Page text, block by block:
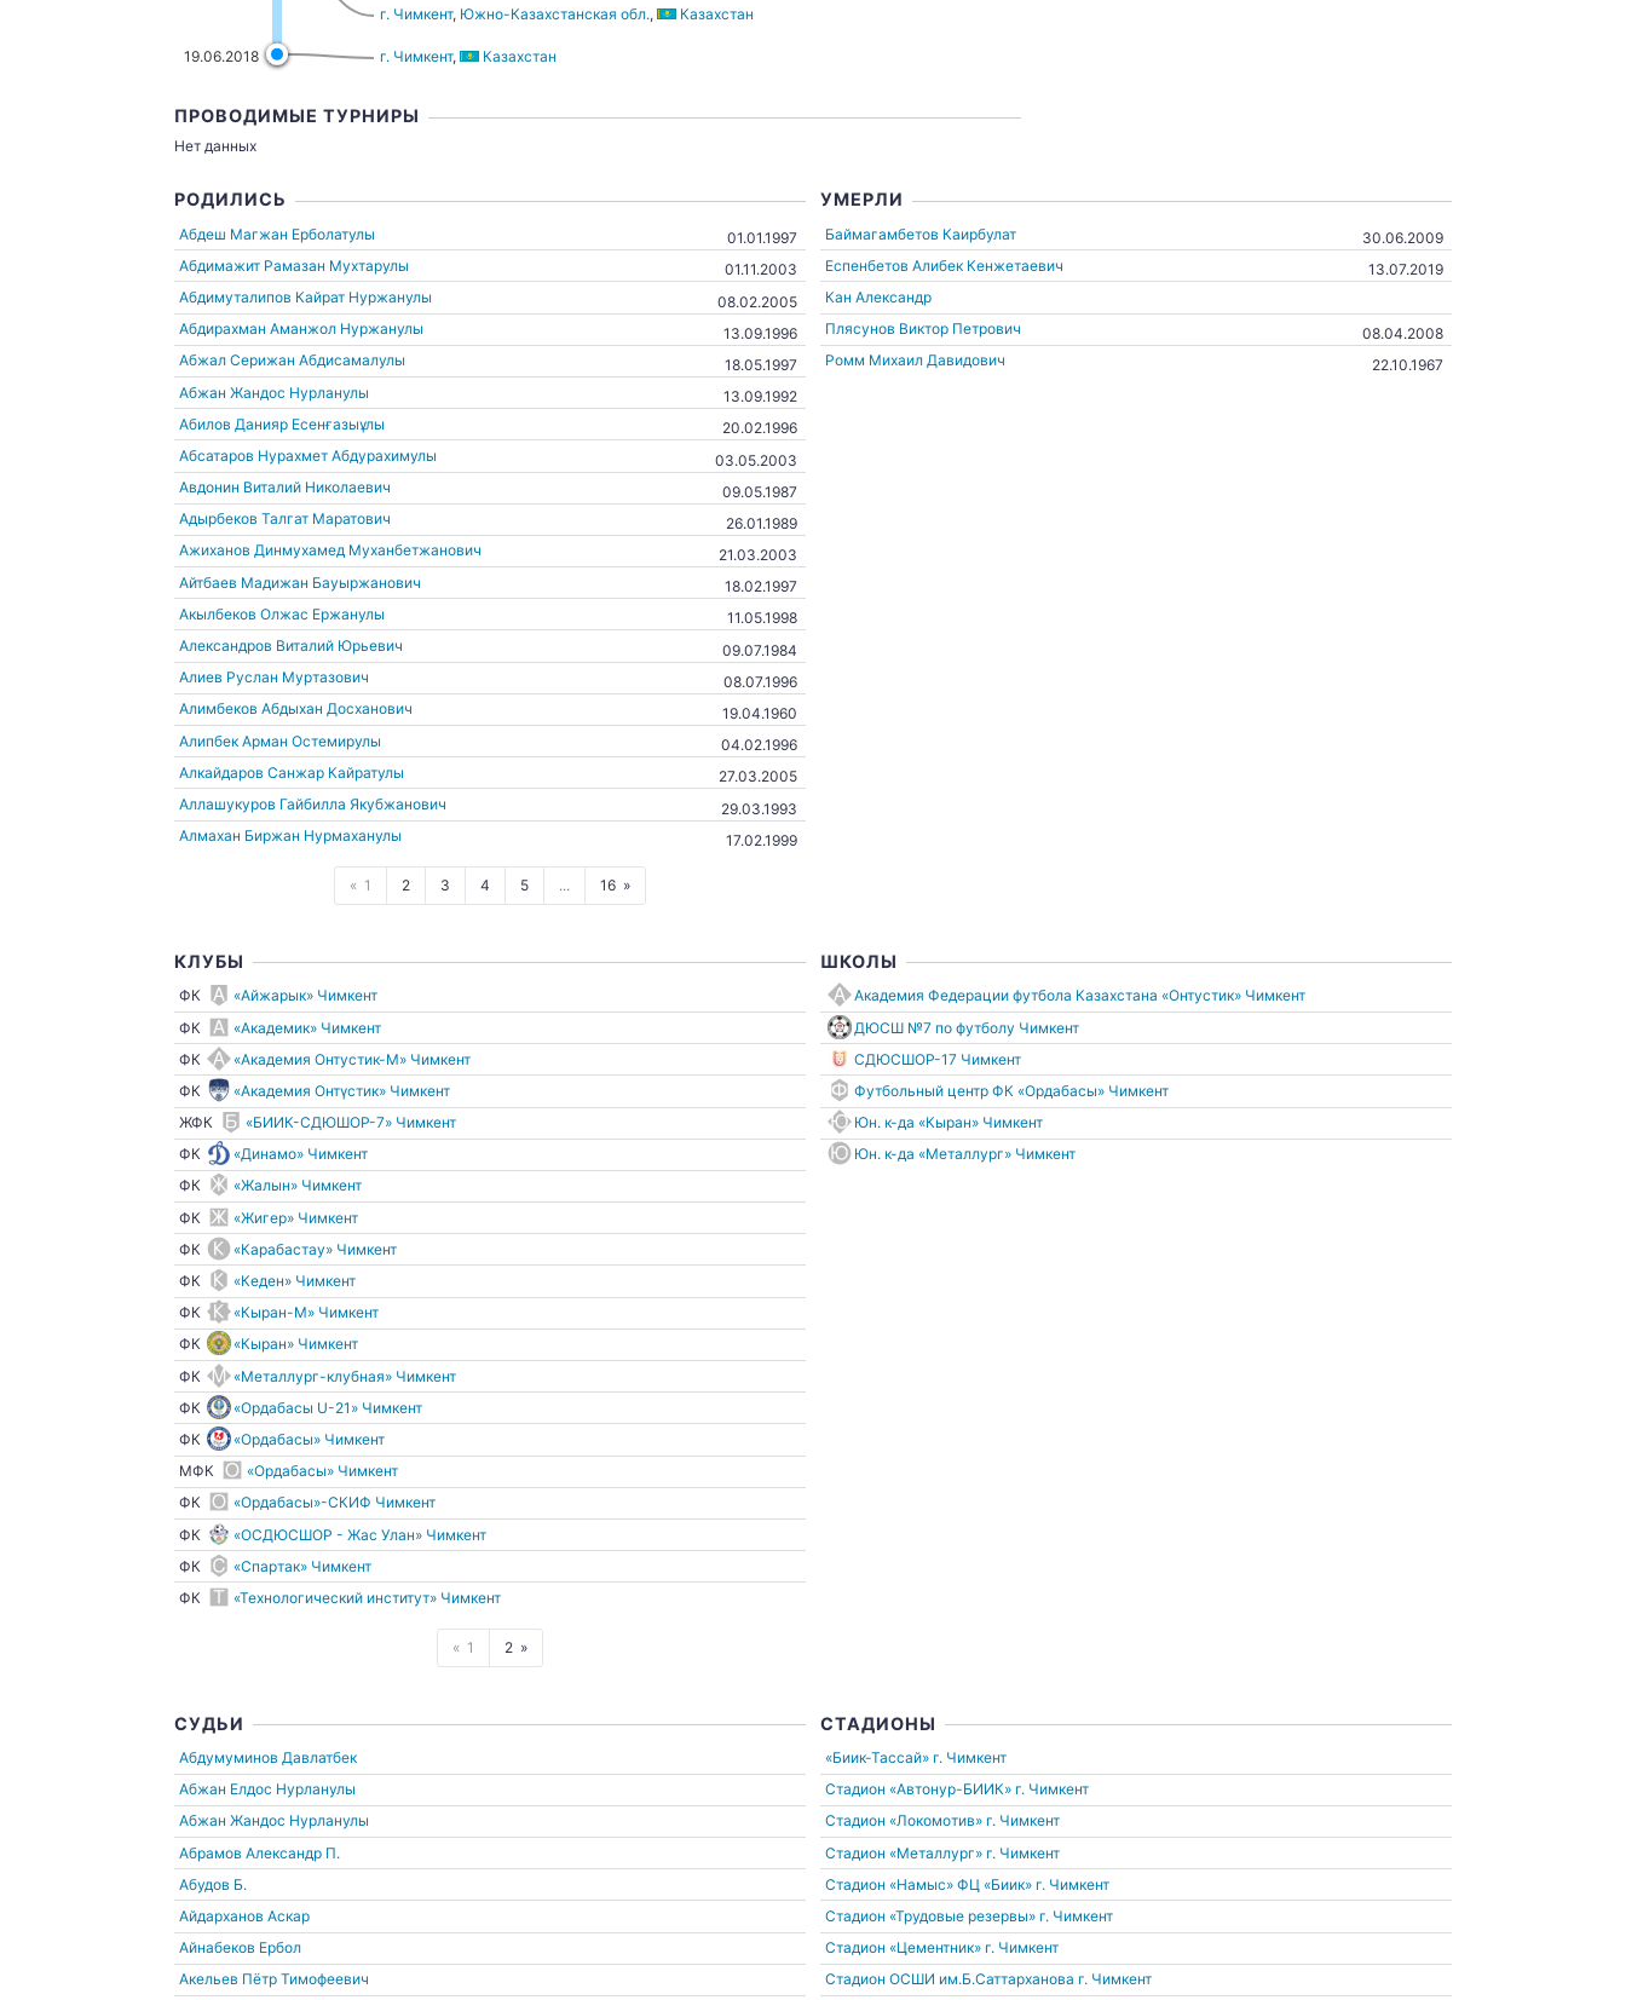
19.06.2018
г. Чимкент, Южно-Казахстанская обл., Казахстан
г. Чимкент, Казахстан
ПРОВОДИМЫЕ ТУРНИРЫ
Нет данных
РОДИЛИСЬ
Абдеш Магжан Ерболатулы
01.01.1997
Абдимажит Рамазан Мухтарулы
01.11.2003
Абдимуталипов Кайрат Нуржанулы
08.02.2005
Абдирахман Аманжол Нуржанулы
13.09.1996
Абжал Серижан Абдисамалулы
18.05.1997
Абжан Жандос Нурланулы
13.09.1992
Абилов Данияр Есенғазыұлы
20.02.1996
Абсатаров Нурахмет Абдурахимулы
03.05.2003
Авдонин Виталий Николаевич
09.05.1987
Адырбеков Талгат Маратович
26.01.1989
Ажиханов Динмухамед Муханбетжанович
21.03.2003
Айтбаев Мадижан Бауыржанович
18.02.1997
Акылбеков Олжас Ержанулы
11.05.1998
Александров Виталий Юрьевич
09.07.1984
Алиев Руслан Муртазович
08.07.1996
Алимбеков Абдыхан Досханович
19.04.1960
Алипбек Арман Остемирулы
04.02.1996
Алкайдаров Санжар Кайратулы
27.03.2005
Аллашукуров Гайбилла Якубжанович
29.03.1993
Алмахан Биржан Нурмаханулы
17.02.1999
1 2 3 4 5 ... 16
УМЕРЛИ
Баймагамбетов Каирбулат
30.06.2009
Еспенбетов Алибек Кенжетаевич
13.07.2019
Кан Александр
Плясунов Виктор Петрович
08.04.2008
Ромм Михаил Давидович
22.10.1967
КЛУБЫ
ФК
«Айжарык» Чимкент
ФК
«Академик» Чимкент
ФК
«Академия Онтустик-М» Чимкент
ФК
«Академия Онтүстик» Чимкент
ЖФК
«БИИК-СДЮШОР-7» Чимкент
ФК
«Динамо» Чимкент
ФК
«Жалын» Чимкент
ФК
«Жигер» Чимкент
ФК
«Карабастау» Чимкент
ФК
«Кеден» Чимкент
ФК
«Кыран-М» Чимкент
ФК
«Кыран» Чимкент
ФК
«Металлург-клубная» Чимкент
ФК
«Ордабасы U-21» Чимкент
ФК
«Ордабасы» Чимкент
МФК
«Ордабасы» Чимкент
ФК
«Ордабасы»-СКИФ Чимкент
ФК
«ОСДЮСШОР - Жас Улан» Чимкент
ФК
«Спартак» Чимкент
ФК
«Технологический институт» Чимкент
1 2
ШКОЛЫ
Академия Федерации футбола Казахстана «Онтустик» Чимкент
ДЮСШ №7 по футболу Чимкент
СДЮСШОР-17 Чимкент
Футбольный центр ФК «Ордабасы» Чимкент
Юн. к-да «Кыран» Чимкент
Юн. к-да «Металлург» Чимкент
СУДЬИ
Абдумуминов Давлатбек
Абжан Елдос Нурланулы
Абжан Жандос Нурланулы
Абрамов Александр П.
Абудов Б.
Айдарханов Аскар
Айнабеков Ербол
Акельев Пётр Тимофеевич
СТАДИОНЫ
«Биик-Тассай» г. Чимкент
Стадион «Автонур-БИИК» г. Чимкент
Стадион «Локомотив» г. Чимкент
Стадион «Металлург» г. Чимкент
Стадион «Намыс» ФЦ «Биик» г. Чимкент
Стадион «Трудовые резервы» г. Чимкент
Стадион «Цементник» г. Чимкент
Стадион ОСШИ им.Б.Саттарханова г. Чимкент